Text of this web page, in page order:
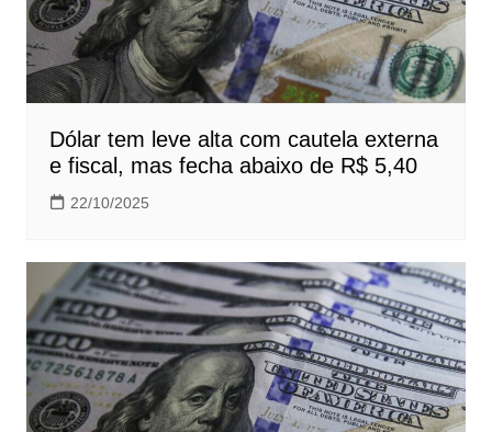
Dólar tem leve alta com cautela externa
e fiscal, mas fecha abaixo de R$ 5,40
22/10/2025